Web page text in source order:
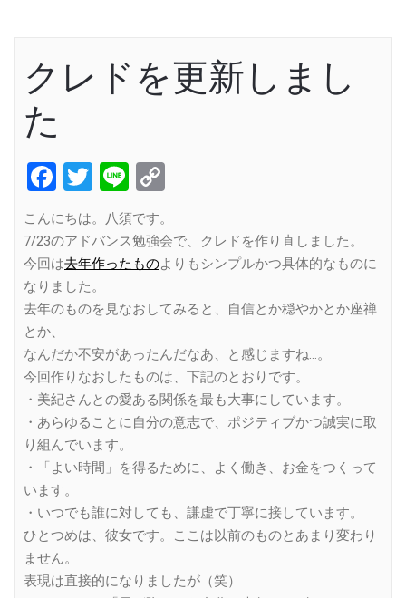
クレドを更新しまし
た
Facebook
Twitter
Line
こんにちは。八須です。
7/23のアドバンス勉強会で、クレドを作り直しました。
今回は去年作ったものよりもシンプルかつ具体的なものに
なりました。
去年のものを見なおしてみると、自信とか穏やかとか座禅
とか、
なんだか不安があったんだなあ、と感じますね…。
今回作りなおしたものは、下記のとおりです。
・美紀さんとの愛ある関係を最も大事にしています。
・あらゆることに自分の意志で、ポジティブかつ誠実に取
り組んでいます。
・「よい時間」を得るために、よく働き、お金をつくって
います。
・いつでも誰に対しても、謙虚で丁寧に接しています。
ひとつめは、彼女です。ここは以前のものとあまり変わり
ません。
表現は直接的になりましたが（笑）